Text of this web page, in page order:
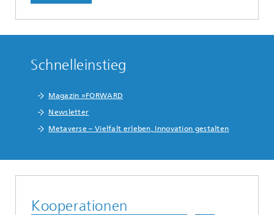
Schnelleinstieg
Magazin »FORWARD
Newsletter
Metaverse – Vielfalt erleben, Innovation gestalten
Kooperationen